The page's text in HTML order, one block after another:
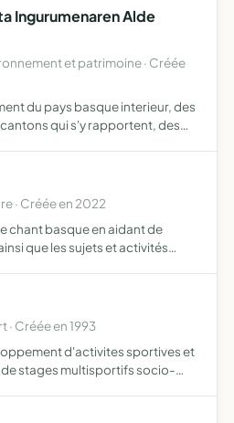
Ingurumenaren Alde
et patrimoine · Créée
du pays basque interieur, des
qui s'y rapportent, des
· Créée en 2022
chant basque en aidant de
que les sujets et activités
· Créée en 1993
d'activites sportives et
stages multisportifs socio-